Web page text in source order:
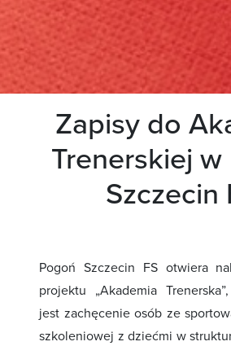
Zapisy do
Trenerskiej w
Szczecin
Pogoń Szczecin FS otwiera
projektu „Akademia
jest zachęcenie osób ze
szkoleniowej z dziećmi w